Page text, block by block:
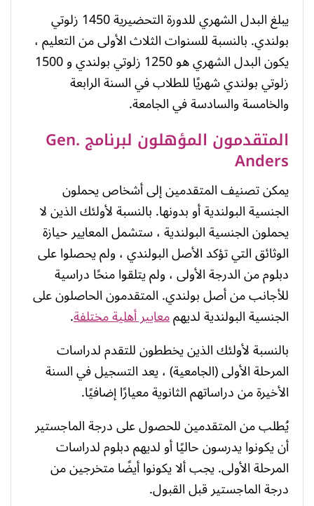
يبلغ البدل الشهري للدورة التحضيرية 1450 زلوتي
بولندي. بالنسبة للسنوات الثلاث الأولى من التعليم ،
يكون البدل الشهري هو 1250 زلوتي بولندي و 1500
زلوتي بولندي شهريًا للطلاب في السنة الرابعة
والخامسة والسادسة في الجامعة.
المتقدمون المؤهلون لبرنامج Gen.
Anders
يمكن تصنيف المتقدمين إلى أشخاص يحملون
الجنسية البولندية أو بدونها. بالنسبة لأولئك الذين لا
يحملون الجنسية البولندية ، ستشمل المعايير حيازة
الوثائق التي تؤكد الأصل البولندي ، ولم يحصلوا على
دبلوم من الدرجة الأولى ، ولم يتلقوا منحًا دراسية
للأجانب من أصل بولندي. المتقدمون الحاصلون على
الجنسية البولندية لديهممعايير أهلية مختلفة.
بالنسبة لأولئك الذين يخططون للتقدم لدراسات
المرحلة الأولى (الجامعية) ، يعد التسجيل في السنة
الأخيرة من دراساتهم الثانوية معيارًا إضافيًا.
يُطلب من المتقدمين للحصول على درجة الماجستير
أن يكونوا يدرسون حاليًا أو لديهم دبلوم لدراسات
المرحلة الأولى. يجب ألا يكونوا أيضًا متخرجين من
درجة الماجستير قبل القبول.